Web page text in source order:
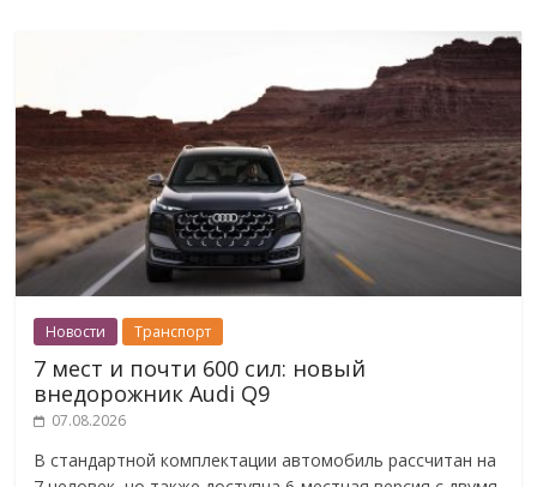
Новости Транспорт
7 мест и почти 600 сил: новый
внедорожник Audi Q9
07.08.2026
В стандартной комплектации автомобиль рассчитан на